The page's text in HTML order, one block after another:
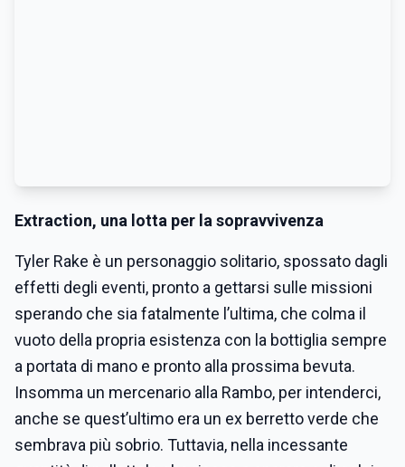
Extraction, una lotta per la sopravvivenza
Tyler Rake è un personaggio solitario, spossato dagli
effetti degli eventi, pronto a gettarsi sulle missioni
sperando che sia fatalmente l’ultima, che colma il
vuoto della propria esistenza con la bottiglia sempre
a portata di mano e pronto alla prossima bevuta.
Insomma un mercenario alla Rambo, per intenderci,
anche se quest’ultimo era un ex berretto verde che
sembrava più sobrio. Tuttavia, nella incessante